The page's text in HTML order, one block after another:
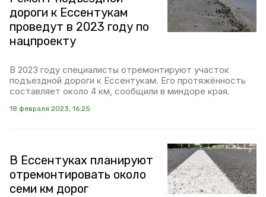
дороги к Ессентукам
проведут в 2023 году по
нацпроекту
В 2023 году специалисты отремонтируют участок
подъездной дороги к Ессентукам. Его протяжённость
составляет около 4 км, сообщили в миндоре края.
18 февраля 2023, 16:25
В Ессентуках планируют
отремонтировать около
семи км дорог